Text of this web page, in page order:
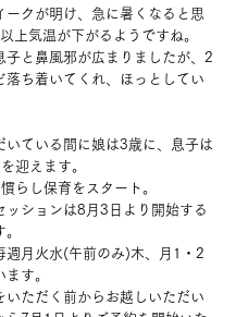
ークが明け、急に暑くなると思
上気温が下がるようですね。
と鼻風邪が広まりましたが、2
落ち着いてくれ、ほっとしてい
いている間に娘は3歳に、息子は
迎えます。
らし保育をスタート。
ッションは8月3日より開始する
週月火水(午前のみ)木、月1・2
す。
いただく前からお越しいただい